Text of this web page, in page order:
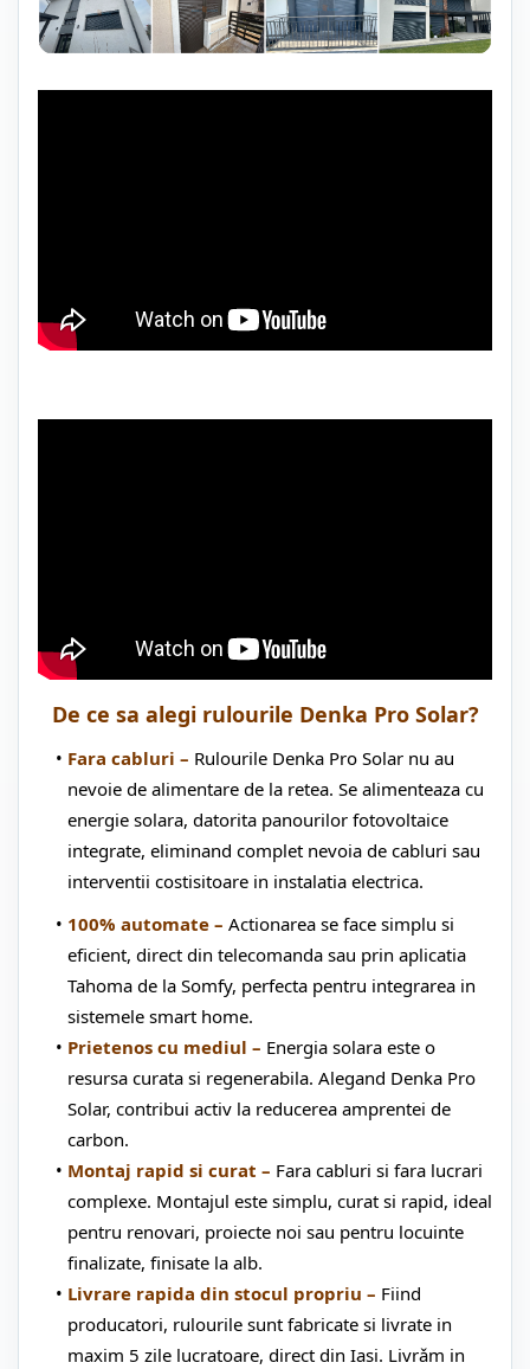
De ce sa alegi rulourile Denka Pro Solar?
Fara cabluri – Rulourile Denka Pro Solar nu au
nevoie de alimentare de la retea. Se alimenteaza cu
energie solara, datorita panourilor fotovoltaice
integrate, eliminand complet nevoia de cabluri sau
interventii costisitoare in instalatia electrica.
100% automate – Actionarea se face simplu si
eficient, direct din telecomanda sau prin aplicatia
Tahoma de la Somfy, perfecta pentru integrarea in
sistemele smart home.
Prietenos cu mediul – Energia solara este o
resursa curata si regenerabila. Alegand Denka Pro
Solar, contribui activ la reducerea amprentei de
carbon.
Montaj rapid si curat – Fara cabluri si fara lucrari
complexe. Montajul este simplu, curat si rapid, ideal
pentru renovari, proiecte noi sau pentru locuinte
finalizate, finisate la alb.
Livrare rapida din stocul propriu – Fiind
producatori, rulourile sunt fabricate si livrate in
maxim 5 zile lucratoare, direct din Iasi. Livrǎm in